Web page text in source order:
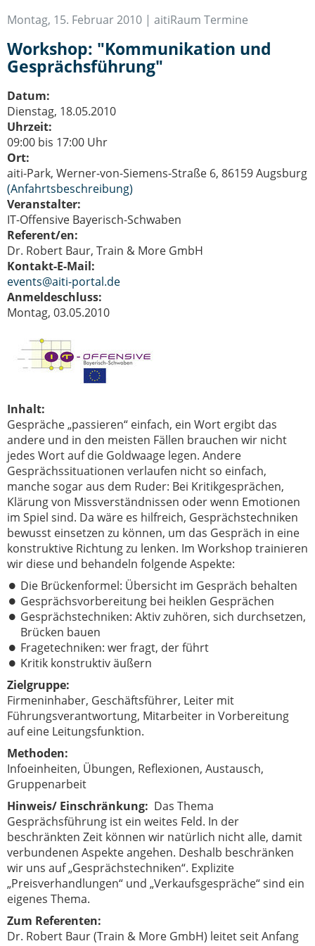
Start-Up Augsburg
Montag, 15. Februar 2010 | aitiRaum Termine
Workshop: "Kommunikation und
Gesprächsführung"
Datum:
Dienstag, 18.05.2010
Uhrzeit:
09:00 bis 17:00 Uhr
Ort:
aiti-Park, Werner-von-Siemens-Straße 6, 86159 Augsburg
(Anfahrtsbeschreibung)
Veranstalter:
IT-Offensive Bayerisch-Schwaben
Referent/en:
Dr. Robert Baur, Train & More GmbH
Kontakt-E-Mail:
events@aiti-portal.de
Anmeldeschluss:
Montag, 03.05.2010
Inhalt:
Gespräche „passieren“ einfach, ein Wort ergibt das
andere und in den meisten Fällen brauchen wir nicht
jedes Wort auf die Goldwaage legen. Andere
Gesprächssituationen verlaufen nicht so einfach,
manche sogar aus dem Ruder: Bei Kritikgesprächen,
Klärung von Missverständnissen oder wenn Emotionen
im Spiel sind. Da wäre es hilfreich, Gesprächstechniken
bewusst einsetzen zu können, um das Gespräch in eine
konstruktive Richtung zu lenken. Im Workshop trainieren
wir diese und behandeln folgende Aspekte:
Die Brückenformel: Übersicht im Gespräch behalten
Gesprächsvorbereitung bei heiklen Gesprächen
Gesprächstechniken: Aktiv zuhören, sich durchsetzen,
Brücken bauen
Fragetechniken: wer fragt, der führt
Kritik konstruktiv äußern
Zielgruppe:
Firmeninhaber, Geschäftsführer, Leiter mit
Führungsverantwortung, Mitarbeiter in Vorbereitung
auf eine Leitungsfunktion.
Methoden:
Infoeinheiten, Übungen, Reflexionen, Austausch,
Gruppenarbeit
Hinweis/ Einschränkung: Das Thema
Gesprächsführung ist ein weites Feld. In der
beschränkten Zeit können wir natürlich nicht alle, damit
verbundenen Aspekte angehen. Deshalb beschränken
wir uns auf „Gesprächstechniken“. Explizite
„Preisverhandlungen“ und „Verkaufsgespräche“ sind ein
eigenes Thema.
Zum Referenten:
Dr. Robert Baur (Train & More GmbH) leitet seit Anfang